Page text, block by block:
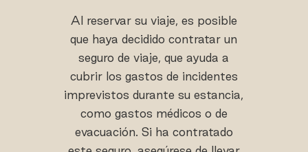
Al reservar su viaje, es posible
que haya decidido contratar un
seguro de viaje, que ayuda a
cubrir los gastos de incidentes
imprevistos durante su estancia,
como gastos médicos o de
evacuación. Si ha contratado